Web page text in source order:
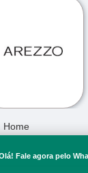
Home
Missão
Fale agora pelo